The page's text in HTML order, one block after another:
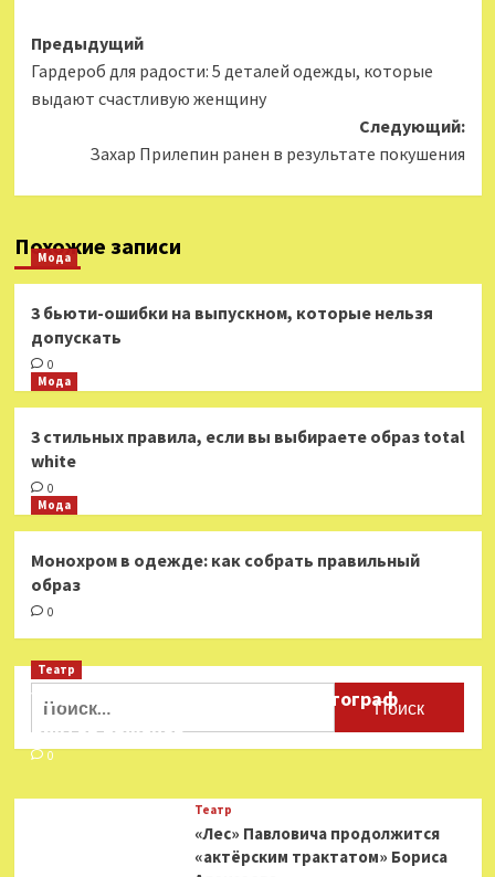
Навигация
записи
Предыдущий
Гардероб для радости: 5 деталей одежды, которые
выдают счастливую женщину
Следующий:
Захар Прилепин ранен в результате покушения
Похожие записи
Мода
3 бьюти-ошибки на выпускном, которые нельзя
допускать
0
Мода
3 стильных правила, если вы выбираете образ total
white
0
Мода
Монохром в одежде: как собрать правильный
образ
0
Найти:
Театр
Ушёл из жизни театральный фотограф
Виктор Баженов
0
Театр
«Лес» Павловича продолжится
«актёрским трактатом» Бориса